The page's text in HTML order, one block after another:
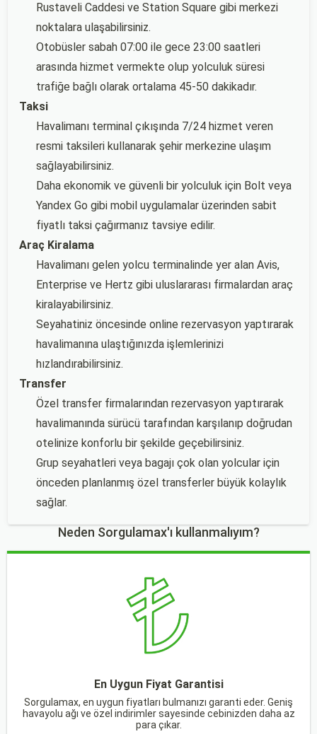
Rustaveli Caddesi ve Station Square gibi merkezi
noktalara ulaşabilirsiniz.
Otobüsler sabah 07:00 ile gece 23:00 saatleri
arasında hizmet vermekte olup yolculuk süresi
trafiğe bağlı olarak ortalama 45-50 dakikadır.
Taksi
Havalimanı terminal çıkışında 7/24 hizmet veren
resmi taksileri kullanarak şehir merkezine ulaşım
sağlayabilirsiniz.
Daha ekonomik ve güvenli bir yolculuk için Bolt veya
Yandex Go gibi mobil uygulamalar üzerinden sabit
fiyatlı taksi çağırmanız tavsiye edilir.
Araç Kiralama
Havalimanı gelen yolcu terminalinde yer alan Avis,
Enterprise ve Hertz gibi uluslararası firmalardan araç
kiralayabilirsiniz.
Seyahatiniz öncesinde online rezervasyon yaptırarak
havalimanına ulaştığınızda işlemlerinizi
hızlandırabilirsiniz.
Transfer
Özel transfer firmalarından rezervasyon yaptırarak
havalimanında sürücü tarafından karşılanıp doğrudan
otelinize konforlu bir şekilde geçebilirsiniz.
Grup seyahatleri veya bagajı çok olan yolcular için
önceden planlanmış özel transferler büyük kolaylık
sağlar.
Neden Sorgulamax'ı kullanmalıyım?
En Uygun Fiyat Garantisi
Sorgulamax, en uygun fiyatları bulmanızı garanti eder. Geniş
havayolu ağı ve özel indirimler sayesinde cebinizden daha az
para çıkar.